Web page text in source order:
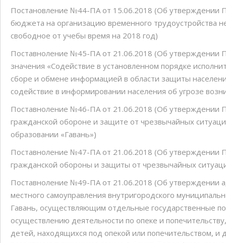
Постановление №44-ПА от 15.06.2018 (Об утверждении
бюджета на организацию временного трудоустройства
свободное от учебы время на 2018 год)
Поставноление №45-ПА от 21.06.2018 (Об утверждении
значения «Содействие в установленном порядке
сборе и обмене информацией в области защиты
содействие в информировании населения об угрозе
Поставноление №46-ПА от 21.06.2018 (Об утверждении
гражданской обороне и защите от чрезвычайных
образовании «Гавань»)
Поставноление №47-ПА от 21.06.2018 (Об утверждении
гражданской обороны и защиты от чрезвычайных
Поставноление №49-ПА от 21.06.2018 (Об утверждении
местного самоуправления внутригородского
Гавань, осуществляющим отдельные государственные
осуществлению деятельности по опеке и
детей, находящихся под опекой или попечительством,